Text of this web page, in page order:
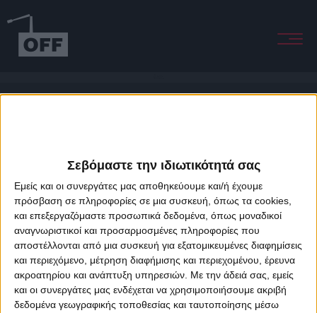
Σεβόμαστε την ιδιωτικότητά σας
Εμείς και οι συνεργάτες μας αποθηκεύουμε και/ή έχουμε
πρόσβαση σε πληροφορίες σε μια συσκευή, όπως τα cookies,
και επεξεργαζόμαστε προσωπικά δεδομένα, όπως μοναδικοί
αναγνωριστικοί και προσαρμοσμένες πληροφορίες που
αποστέλλονται από μια συσκευή για εξατομικευμένες διαφημίσεις
και περιεχόμενο, μέτρηση διαφήμισης και περιεχομένου, έρευνα
ακροατηρίου και ανάπτυξη υπηρεσιών. Με την άδειά σας, εμείς
και οι συνεργάτες μας ενδέχεται να χρησιμοποιήσουμε ακριβή
δεδομένα γεωγραφικής τοποθεσίας και ταυτοποίησης μέσω
About Offradio Business Class Terms & Conditions
Privacy Policy
Designed & developed byporcupine colors&Fotis Alexandrou